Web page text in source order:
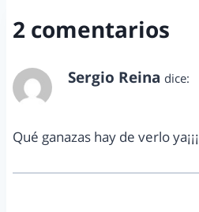
2 comentarios
Sergio Reina dice:
Qué ganazas hay de verlo ya¡¡¡